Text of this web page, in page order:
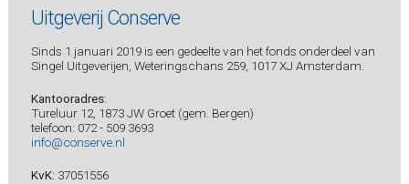
Uitgeverij Conserve
Sinds 1 januari 2019 is een gedeelte van het fonds onderdeel van
Singel Uitgeverijen, Weteringschans 259, 1017 XJ Amsterdam.
Kantooradres:
Tureluur 12, 1873 JW Groet (gem. Bergen)
telefoon: 072 - 509 3693
info@conserve.nl
KvK: 37051556